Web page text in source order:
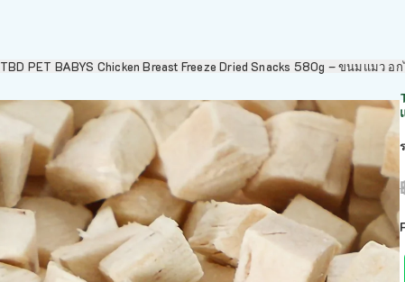
TBD PET BABYS Chicken Breast Freeze Dried Snacks 580g – ขนมแมว